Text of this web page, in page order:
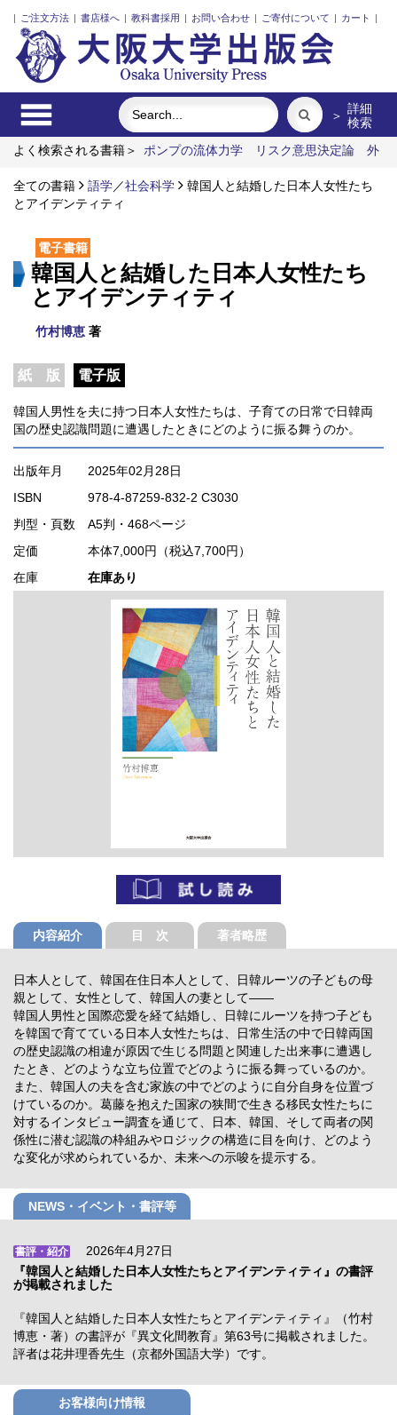
| ご注文方法 | 書店様へ | 教科書採用 | お問い合わせ | ご寄付について | カート |
＞ 詳細
検索
よく検索される書籍＞
ポンプの流体力学 リスク意思決定論
外
欧諸国と日本の介護
固体高分子形燃料電池要素材料・水素貯蔵
材料の知的設計
全ての書籍 語学／社会科学
韓国人と結婚した日本人女性たち
とアイデンティティ
電子書籍
韓国人と結婚した日本人女性たち
とアイデンティティ
竹村博恵 著
紙 版 電子版
韓国人男性を夫に持つ日本人女性たちは、子育ての日常で日韓両
国の歴史認識問題に遭遇したときにどのように振る舞うのか。
出版年月
2025年02月28日
ISBN
978-4-87259-832-2 C3030
判型・頁数 A5判・468ページ
定価
本体7,000円（税込7,700円）
在庫
在庫あり
内容紹介 目 次 著者略歴
日本人として、韓国在住日本人として、日韓ルーツの子どもの母
親として、女性として、韓国人の妻として――
韓国人男性と国際恋愛を経て結婚し、日韓にルーツを持つ子ども
を韓国で育てている日本人女性たちは、日常生活の中で日韓両国
の歴史認識の相違が原因で生じる問題と関連した出来事に遭遇し
たとき、どのような立ち位置でどのように振る舞っているのか。
また、韓国人の夫を含む家族の中でどのように自分自身を位置づ
けているのか。葛藤を抱えた国家の狭間で生きる移民女性たちに
対するインタビュー調査を通じて、日本、韓国、そして両者の関
係性に潜む認識の枠組みやロジックの構造に目を向け、どのよう
な変化が求められているか、未来への示唆を提示する。
NEWS・イベント・書評等
書評・紹介
2026年4月27日
『韓国人と結婚した日本人女性たちとアイデンティティ』の書評
が掲載されました
『韓国人と結婚した日本人女性たちとアイデンティティ』（竹村
博恵・著）の書評が『異文化間教育』第63号に掲載されました。
評者は花井理香先生（京都外国語大学）です。
お客様向け情報